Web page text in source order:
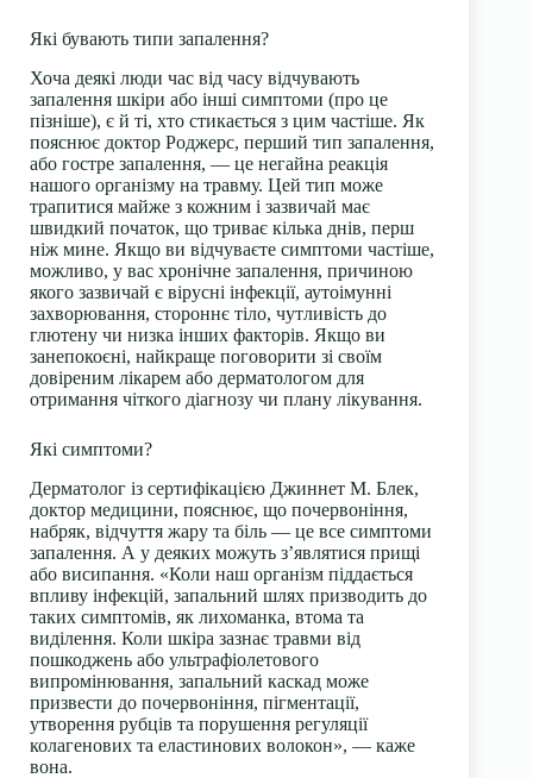
Які бувають типи запалення?
Хоча деякі люди час від часу відчувають
запалення шкіри або інші симптоми (про це
пізніше), є й ті, хто стикається з цим частіше. Як
пояснює доктор Роджерс, перший тип запалення,
або гостре запалення, — це негайна реакція
нашого організму на травму. Цей тип може
трапитися майже з кожним і зазвичай має
швидкий початок, що триває кілька днів, перш
ніж мине. Якщо ви відчуваєте симптоми частіше,
можливо, у вас хронічне запалення, причиною
якого зазвичай є вірусні інфекції, аутоімунні
захворювання, стороннє тіло, чутливість до
глютену чи низка інших факторів. Якщо ви
занепокоєні, найкраще поговорити зі своїм
довіреним лікарем або дерматологом для
отримання чіткого діагнозу чи плану лікування.
Які симптоми?
Дерматолог із сертифікацією Джиннет М. Блек,
доктор медицини, пояснює, що почервоніння,
набряк, відчуття жару та біль — це все симптоми
запалення. А у деяких можуть з’являтися прищі
або висипання. «Коли наш організм піддається
впливу інфекцій, запальний шлях призводить до
таких симптомів, як лихоманка, втома та
виділення. Коли шкіра зазнає травми від
пошкоджень або ультрафіолетового
випромінювання, запальний каскад може
призвести до почервоніння, пігментації,
утворення рубців та порушення регуляції
колагенових та еластинових волокон», — каже
вона.